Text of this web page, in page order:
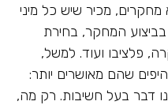
מחקרים, מכיר שיש כל מיני
המחקר, בחירת
פלציבו ועוד. למשל,
שהם מאושרים יותר:
דבר בעל חשיבות. רק מה,